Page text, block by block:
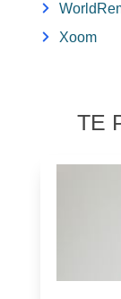
Xoom
TE